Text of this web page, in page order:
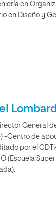
en
en Diseño y
General
-Centro de
por el
(Escuela